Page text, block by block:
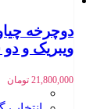
ویبریک و دو
21,800,000 تومان